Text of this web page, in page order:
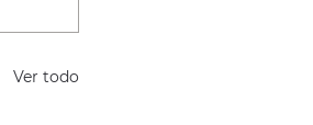
Ver todo